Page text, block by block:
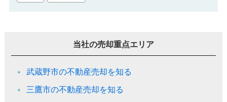
当社の売却重点エリア
武蔵野市の不動産売却を知る
三鷹市の不動産売却を知る